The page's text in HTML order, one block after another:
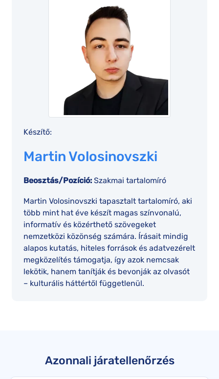
Készítő:
Martin Volosinovszki
Beosztás/Pozíció: Szakmai tartalomíró
Martin Volosinovszki tapasztalt tartalomíró, aki
több mint hat éve készít magas színvonalú,
informatív és közérthető szövegeket
nemzetközi közönség számára. Írásait mindig
alapos kutatás, hiteles források és adatvezérelt
megközelítés támogatja, így azok nemcsak
lekötik, hanem tanítják és bevonják az olvasót
– kulturális háttértől függetlenül.
Azonnali járatellenőrzés